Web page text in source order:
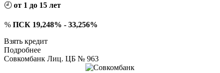
🕘 от 1 до 15 лет
% ПСК 19,248% - 33,256%
Взять кредит
Подробнее
Совкомбанк Лиц. ЦБ № 963